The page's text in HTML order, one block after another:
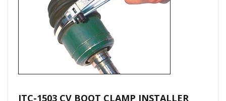
JTC-1503 CV BOOT CLAMP INSTALLER